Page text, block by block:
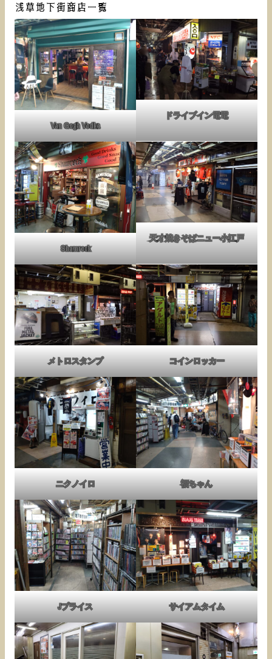
浅草地下街商店一覧
Van Gogh Vodka
ドライブイン電電
Shamrock
天才焼きそばニュー小江戸
メトロスタンプ コインロッカー
ニクノイロ 福ちゃん
Jプライス サイアムタイム